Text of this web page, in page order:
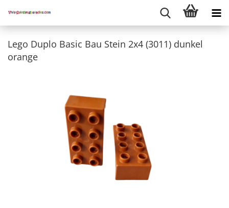
Lego Duplo Basic Bau Stein 2x4 (3011) dunkel
orange